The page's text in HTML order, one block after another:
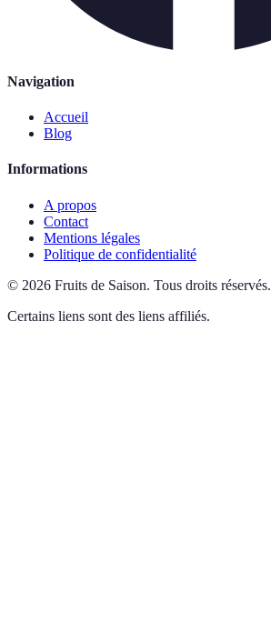
Navigation
Accueil
Blog
Informations
A propos
Contact
Mentions légales
Politique de confidentialité
© 2026 Fruits de Saison. Tous droits réservés.
Certains liens sont des liens affiliés.